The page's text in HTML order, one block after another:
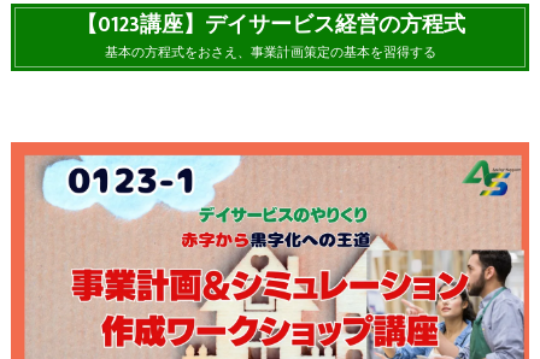
【0123講座】デイサービス経営の方程式
基本の方程式をおさえ、事業計画策定の基本を習得する